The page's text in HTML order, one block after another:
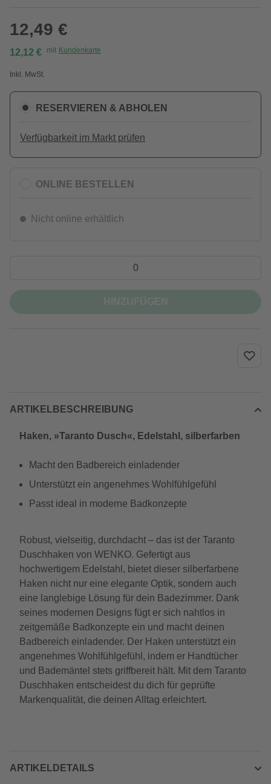
12,49 €
12,12 € mit Kundenkarte
Inkl. MwSt.
RESERVIEREN & ABHOLEN
Verfügbarkeit im Markt prüfen
ONLINE BESTELLEN
Nicht online erhältlich
ARTIKELBESCHREIBUNG
Haken, »Taranto Dusch«, Edelstahl, silberfarben
Macht den Badbereich einladender
Unterstützt ein angenehmes Wohlfühlgefühl
Passt ideal in moderne Badkonzepte
Robust, vielseitig, durchdacht – das ist der Taranto
Duschhaken von WENKO. Gefertigt aus
hochwertigem Edelstahl, bietet dieser silberfarbene
Haken nicht nur eine elegante Optik, sondern auch
eine langlebige Lösung für dein Badezimmer. Dank
seines modernen Designs fügt er sich nahtlos in
zeitgemäße Badkonzepte ein und macht deinen
Badbereich einladender. Der Haken unterstützt ein
angenehmes Wohlfühlgefühl, indem er Handtücher
und Bademäntel stets griffbereit hält. Mit dem Taranto
Duschhaken entscheidest du dich für geprüfte
Markenqualität, die deinen Alltag erleichtert.
ARTIKELDETAILS